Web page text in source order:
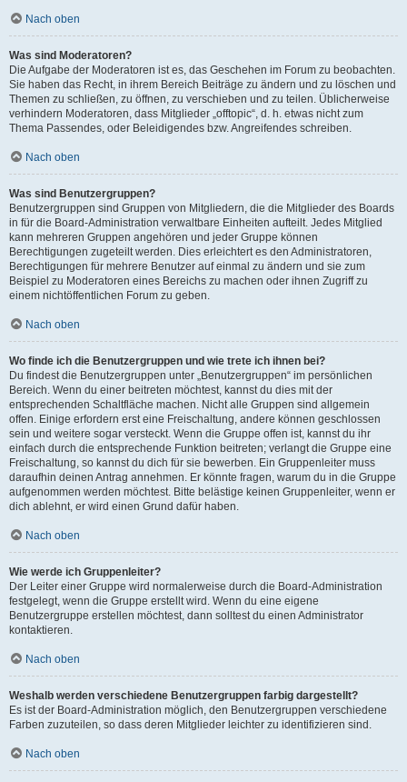
Nach oben
Was sind Moderatoren?
Die Aufgabe der Moderatoren ist es, das Geschehen im Forum zu beobachten.
Sie haben das Recht, in ihrem Bereich Beiträge zu ändern und zu löschen und
Themen zu schließen, zu öffnen, zu verschieben und zu teilen. Üblicherweise
verhindern Moderatoren, dass Mitglieder „offtopic“, d. h. etwas nicht zum
Thema Passendes, oder Beleidigendes bzw. Angreifendes schreiben.
Nach oben
Was sind Benutzergruppen?
Benutzergruppen sind Gruppen von Mitgliedern, die die Mitglieder des Boards
in für die Board-Administration verwaltbare Einheiten aufteilt. Jedes Mitglied
kann mehreren Gruppen angehören und jeder Gruppe können
Berechtigungen zugeteilt werden. Dies erleichtert es den Administratoren,
Berechtigungen für mehrere Benutzer auf einmal zu ändern und sie zum
Beispiel zu Moderatoren eines Bereichs zu machen oder ihnen Zugriff zu
einem nichtöffentlichen Forum zu geben.
Nach oben
Wo finde ich die Benutzergruppen und wie trete ich ihnen bei?
Du findest die Benutzergruppen unter „Benutzergruppen“ im persönlichen
Bereich. Wenn du einer beitreten möchtest, kannst du dies mit der
entsprechenden Schaltfläche machen. Nicht alle Gruppen sind allgemein
offen. Einige erfordern erst eine Freischaltung, andere können geschlossen
sein und weitere sogar versteckt. Wenn die Gruppe offen ist, kannst du ihr
einfach durch die entsprechende Funktion beitreten; verlangt die Gruppe eine
Freischaltung, so kannst du dich für sie bewerben. Ein Gruppenleiter muss
daraufhin deinen Antrag annehmen. Er könnte fragen, warum du in die Gruppe
aufgenommen werden möchtest. Bitte belästige keinen Gruppenleiter, wenn er
dich ablehnt, er wird einen Grund dafür haben.
Nach oben
Wie werde ich Gruppenleiter?
Der Leiter einer Gruppe wird normalerweise durch die Board-Administration
festgelegt, wenn die Gruppe erstellt wird. Wenn du eine eigene
Benutzergruppe erstellen möchtest, dann solltest du einen Administrator
kontaktieren.
Nach oben
Weshalb werden verschiedene Benutzergruppen farbig dargestellt?
Es ist der Board-Administration möglich, den Benutzergruppen verschiedene
Farben zuzuteilen, so dass deren Mitglieder leichter zu identifizieren sind.
Nach oben